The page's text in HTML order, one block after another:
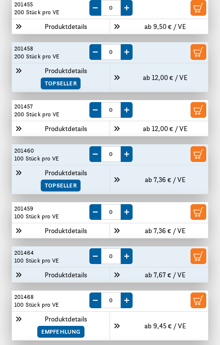
201455
200 Stückpro VE
Produktdetails ab 9,50 € / VE
Menge um eine VE reduzieren
Menge um eine VE erhöhen
201458
200 Stückpro VE
Produktdetails
TOPSELLER
ab 12,00 € / VE
Menge um eine VE reduzieren
Menge um eine VE erhöhen
201457
200 Stückpro VE
Produktdetails ab 12,00 € / VE
Menge um eine VE reduzieren
Menge um eine VE erhöhen
201460
100 Stückpro VE
Produktdetails
TOPSELLER
ab 7,36 € / VE
Menge um eine VE reduzieren
Menge um eine VE erhöhen
201459
100 Stückpro VE
Produktdetails ab 7,36 € / VE
Menge um eine VE reduzieren
Menge um eine VE erhöhen
201464
100 Stückpro VE
Produktdetails ab 7,67 € / VE
Menge um eine VE reduzieren
Menge um eine VE erhöhen
201468
100 Stückpro VE
Produktdetails
EMPFEHLUNG
ab 9,45 € / VE
Menge um eine VE reduzieren
Menge um eine VE erhöhen